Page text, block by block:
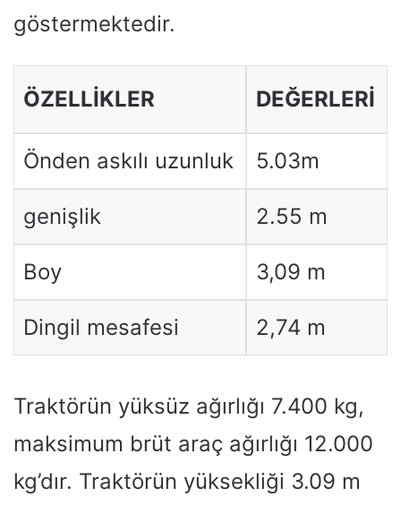
göstermektedir.
ÖZELLIKLER DEĞERLERI
Önden askılı uzunluk 5.03m
genişlik 2.55 m
Boy 3,09 m
Dingil mesafesi 2,74 m
Traktörün yüksüz ağırlığı 7.400 kg,
maksimum brüt araç ağırlığı 12.000
kg’dır. Traktörün yüksekliği 3.09 m